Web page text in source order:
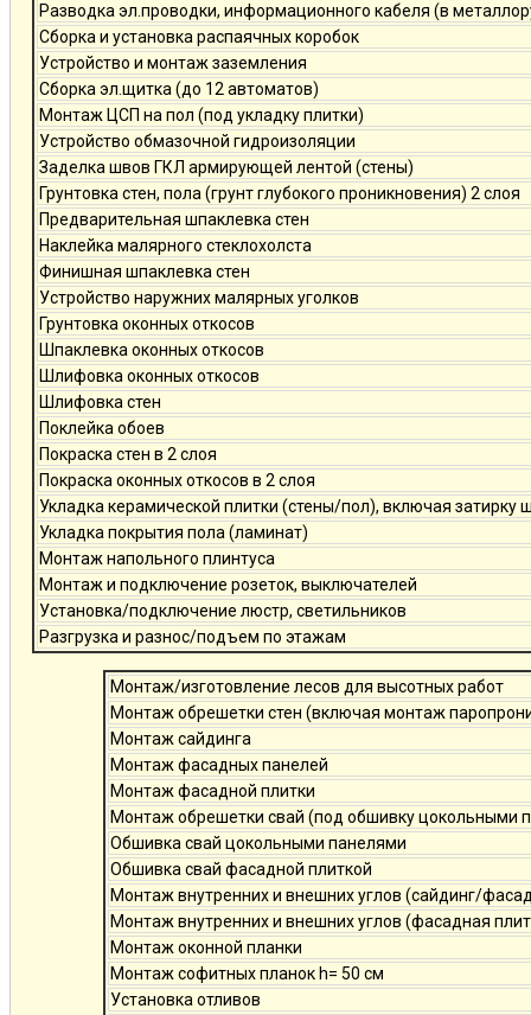
Разводка эл.проводки, информационного кабеля (в
Сборка и установка распаячных коробок
Устройство и монтаж заземления
Сборка эл.щитка (до 12 автоматов)
Монтаж ЦСП на пол (под укладку плитки)
Устройство обмазочной гидроизоляции
Заделка швов ГКЛ армирующей лентой (стены)
Грунтовка стен, пола (грунт глубокого проникновения) 2 слоя
Предварительная шпаклевка стен
Наклейка малярного стеклохолста
Финишная шпаклевка стен
Устройство наружних малярных уголков
Грунтовка оконных откосов
Шпаклевка оконных откосов
Шлифовка оконных откосов
Шлифовка стен
Поклейка обоев
Покраска стен в 2 слоя
Покраска оконных откосов в 2 слоя
Укладка керамической плитки (стены/пол), включая затирку
Укладка покрытия пола (ламинат)
Монтаж напольного плинтуса
Монтаж и подключение розеток, выключателей
Установка/подключение люстр, светильников
Разгрузка и разнос/подъем по этажам
Монтаж/изготовление лесов для высотных работ
Монтаж обрешетки стен (включая монтаж
Монтаж сайдинга
Монтаж фасадных панелей
Монтаж фасадной плитки
Монтаж обрешетки свай (под обшивку цокольными
Обшивка свай цокольными панелями
Обшивка свай фасадной плиткой
Монтаж внутренних и внешних углов (сайдинг/
Монтаж внутренних и внешних углов (фасадная
Монтаж оконной планки
Монтаж софитных планок h= 50 см
Установка отливов